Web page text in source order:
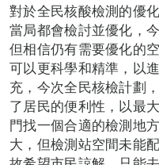
對於全民核酸檢測的優
當局都會檢討並優化，
但相信仍有需要優化的
可以更科學和精準，以
充，今次全民核檢計劃
了居民的便利性，以最
門找一個合適的檢測地
大，但檢測站空間未能